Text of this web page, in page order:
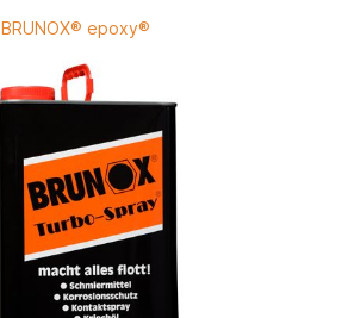
BRUNOX® epoxy®